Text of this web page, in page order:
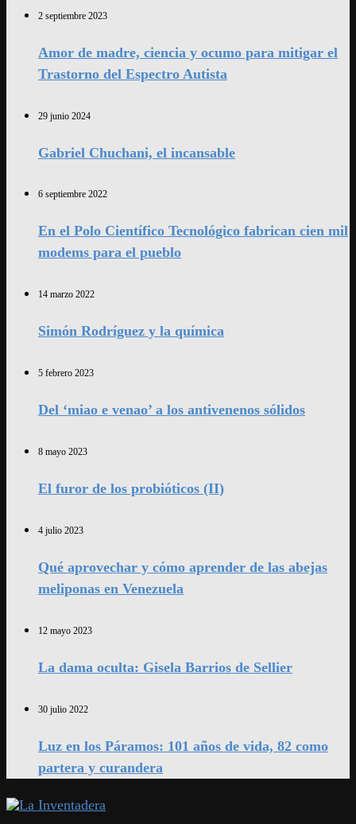
2 septiembre 2023
Amor de madre, ciencia y ocumo para mitigar el
Trastorno del Espectro Autista
29 junio 2024
Gabriel Chuchani, el incansable
6 septiembre 2022
En el Polo Científico Tecnológico fabrican cien mil
modems para el pueblo
14 marzo 2022
Simón Rodríguez y la química
5 febrero 2023
Del ‘miao e venao’ a los antivenenos sólidos
8 mayo 2023
El furor de los probióticos (II)
4 julio 2023
Qué aprovechar y cómo aprender de las abejas
meliponas en Venezuela
12 mayo 2023
La dama oculta: Gisela Barrios de Sellier
30 julio 2022
Luz en los Páramos: 101 años de vida, 82 como
partera y curandera